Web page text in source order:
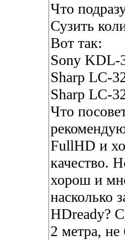
Что
Сузить
Вот так:
Sony KDL-
Sharp LC-
Sharp LC-
Что
FullHD и
качество.
хорош и
насколько
HDready?
2 метра,